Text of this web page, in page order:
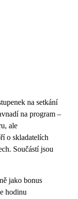
na setkání
na program –
ale
o skladatelích
Součástí jsou
jako bonus
hodinu